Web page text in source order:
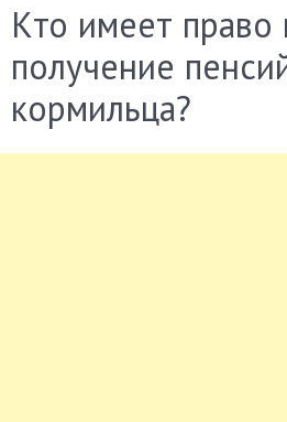
Кто имеет право
получение
кормильца?